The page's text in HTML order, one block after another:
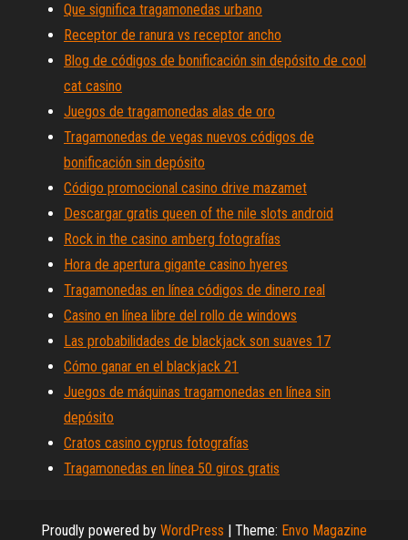
Que significa tragamonedas urbano
Receptor de ranura vs receptor ancho
Blog de códigos de bonificación sin depósito de cool
cat casino
Juegos de tragamonedas alas de oro
Tragamonedas de vegas nuevos códigos de
bonificación sin depósito
Código promocional casino drive mazamet
Descargar gratis queen of the nile slots android
Rock in the casino amberg fotografías
Hora de apertura gigante casino hyeres
Tragamonedas en línea códigos de dinero real
Casino en línea libre del rollo de windows
Las probabilidades de blackjack son suaves 17
Cómo ganar en el blackjack 21
Juegos de máquinas tragamonedas en línea sin
depósito
Cratos casino cyprus fotografías
Tragamonedas en línea 50 giros gratis
Proudly powered by WordPress | Theme: Envo Magazine